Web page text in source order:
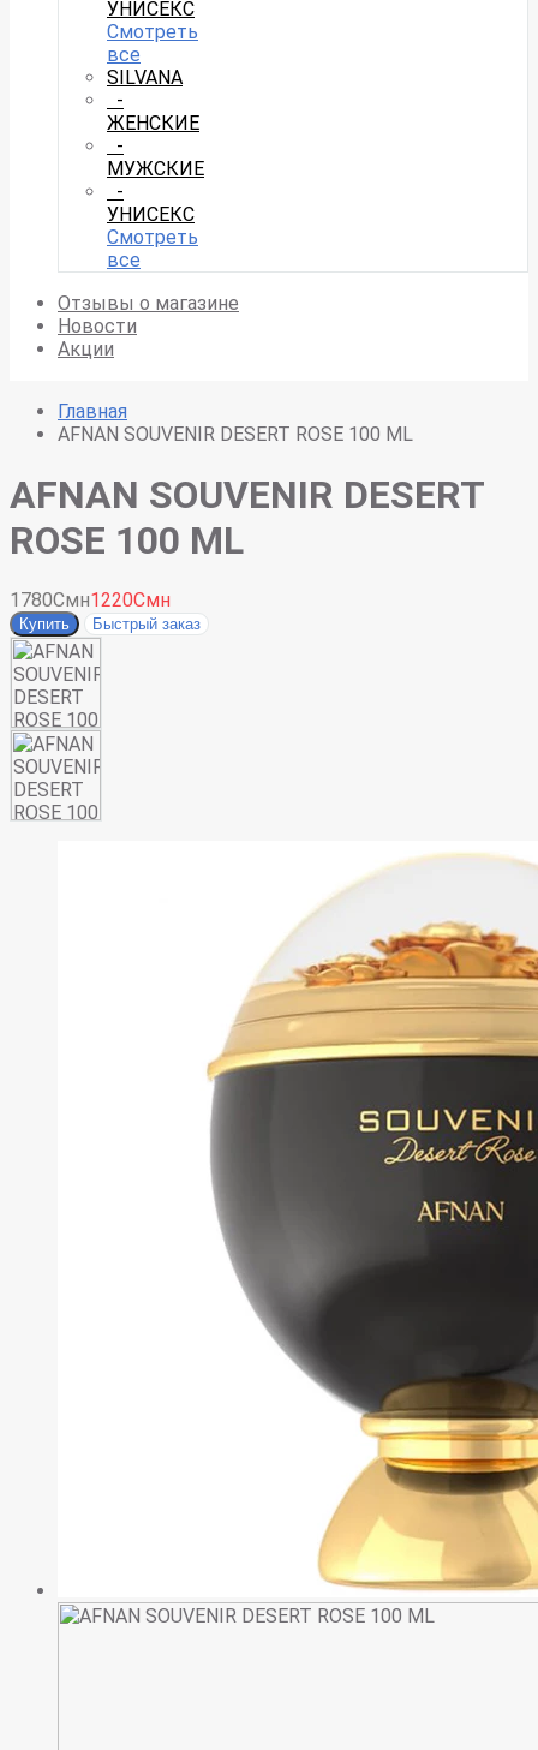
УНИСЕКС
Смотреть
все
SILVANA
-
ЖЕНСКИЕ
-
МУЖСКИЕ
-
УНИСЕКС
Смотреть
все
Отзывы о магазине
Новости
Акции
Главная
AFNAN SOUVENIR DESERT ROSE 100 ML
AFNAN SOUVENIR DESERT
ROSE 100 ML
1780Смн1220Смн
Купить Быстрый заказ